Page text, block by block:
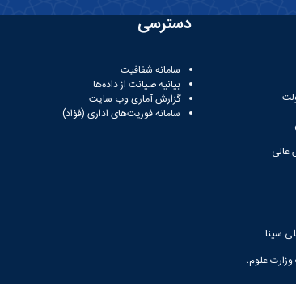
عالی
سینا
علوم،
دسترسی
سامانه شفافیت
بیانیه صیانت از داده‌ها
گزارش آماری وب‌ سایت
سامانه فوریت‌های اداری (فؤاد)